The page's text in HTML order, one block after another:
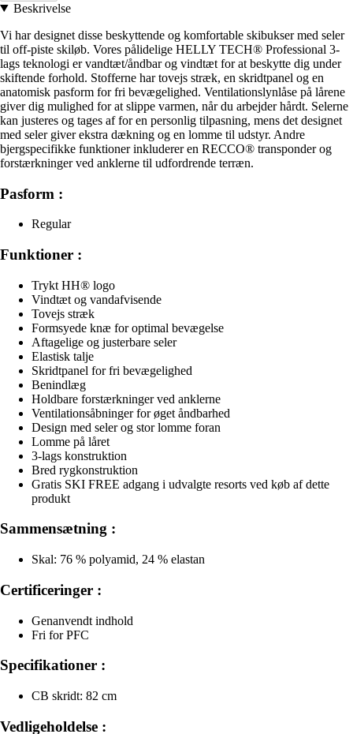
Beskrivelse
Vi har designet disse beskyttende og komfortable skibukser med seler
til off-piste skiløb. Vores pålidelige HELLY TECH® Professional 3-
lags teknologi er vandtæt/åndbar og vindtæt for at beskytte dig under
skiftende forhold. Stofferne har tovejs stræk, en skridtpanel og en
anatomisk pasform for fri bevægelighed. Ventilationslynlåse på lårene
giver dig mulighed for at slippe varmen, når du arbejder hårdt. Selerne
kan justeres og tages af for en personlig tilpasning, mens det designet
med seler giver ekstra dækning og en lomme til udstyr. Andre
bjergspecifikke funktioner inkluderer en RECCO® transponder og
forstærkninger ved anklerne til udfordrende terræn.
Pasform :
Regular
Funktioner :
Trykt HH® logo
Vindtæt og vandafvisende
Tovejs stræk
Formsyede knæ for optimal bevægelse
Aftagelige og justerbare seler
Elastisk talje
Skridtpanel for fri bevægelighed
Benindlæg
Holdbare forstærkninger ved anklerne
Ventilationsåbninger for øget åndbarhed
Design med seler og stor lomme foran
Lomme på låret
3-lags konstruktion
Bred rygkonstruktion
Gratis SKI FREE adgang i udvalgte resorts ved køb af dette
produkt
Sammensætning :
Skal: 76 % polyamid, 24 % elastan
Certificeringer :
Genanvendt indhold
Fri for PFC
Specifikationer :
CB skridt: 82 cm
Vedligeholdelse :